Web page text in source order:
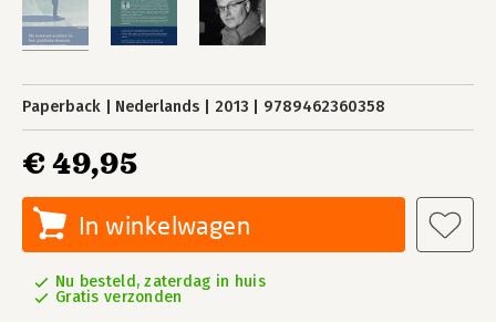
Paperback Nederlands 2013 9789462360358
€ 49,95
In winkelwagen
Nu besteld, zaterdag in huis
Gratis verzonden